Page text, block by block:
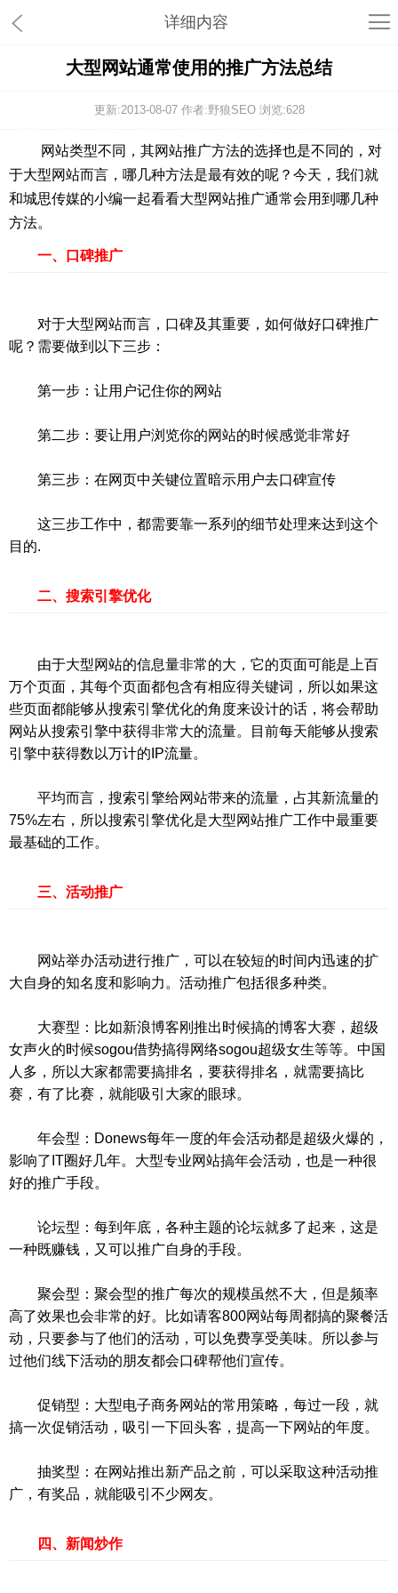
详细内容
大型网站通常使用的推广方法总结
更新:2013-08-07 作者:野狼SEO 浏览:628
网站类型不同，其网站推广方法的选择也是不同的，对
于大型网站而言，哪几种方法是最有效的呢？今天，我们就
和城思传媒的小编一起看看大型网站推广通常会用到哪几种
方法。
一、口碑推广
对于大型网站而言，口碑及其重要，如何做好口碑推广
呢？需要做到以下三步：
第一步：让用户记住你的网站
第二步：要让用户浏览你的网站的时候感觉非常好
第三步：在网页中关键位置暗示用户去口碑宣传
这三步工作中，都需要靠一系列的细节处理来达到这个
目的.
二、搜索引擎优化
由于大型网站的信息量非常的大，它的页面可能是上百
万个页面，其每个页面都包含有相应得关键词，所以如果这
些页面都能够从搜索引擎优化的角度来设计的话，将会帮助
网站从搜索引擎中获得非常大的流量。目前每天能够从搜索
引擎中获得数以万计的IP流量。
平均而言，搜索引擎给网站带来的流量，占其新流量的
75%左右，所以搜索引擎优化是大型网站推广工作中最重要
最基础的工作。
三、活动推广
网站举办活动进行推广，可以在较短的时间内迅速的扩
大自身的知名度和影响力。活动推广包括很多种类。
大赛型：比如新浪博客刚推出时候搞的博客大赛，超级
女声火的时候sogou借势搞得网络sogou超级女生等等。中国
人多，所以大家都需要搞排名，要获得排名，就需要搞比
赛，有了比赛，就能吸引大家的眼球。
年会型：Donews每年一度的年会活动都是超级火爆的，
影响了IT圈好几年。大型专业网站搞年会活动，也是一种很
好的推广手段。
论坛型：每到年底，各种主题的论坛就多了起来，这是
一种既赚钱，又可以推广自身的手段。
聚会型：聚会型的推广每次的规模虽然不大，但是频率
高了效果也会非常的好。比如请客800网站每周都搞的聚餐活
动，只要参与了他们的活动，可以免费享受美味。所以参与
过他们线下活动的朋友都会口碑帮他们宣传。
促销型：大型电子商务网站的常用策略，每过一段，就
搞一次促销活动，吸引一下回头客，提高一下网站的年度。
抽奖型：在网站推出新产品之前，可以采取这种活动推
广，有奖品，就能吸引不少网友。
四、新闻炒作